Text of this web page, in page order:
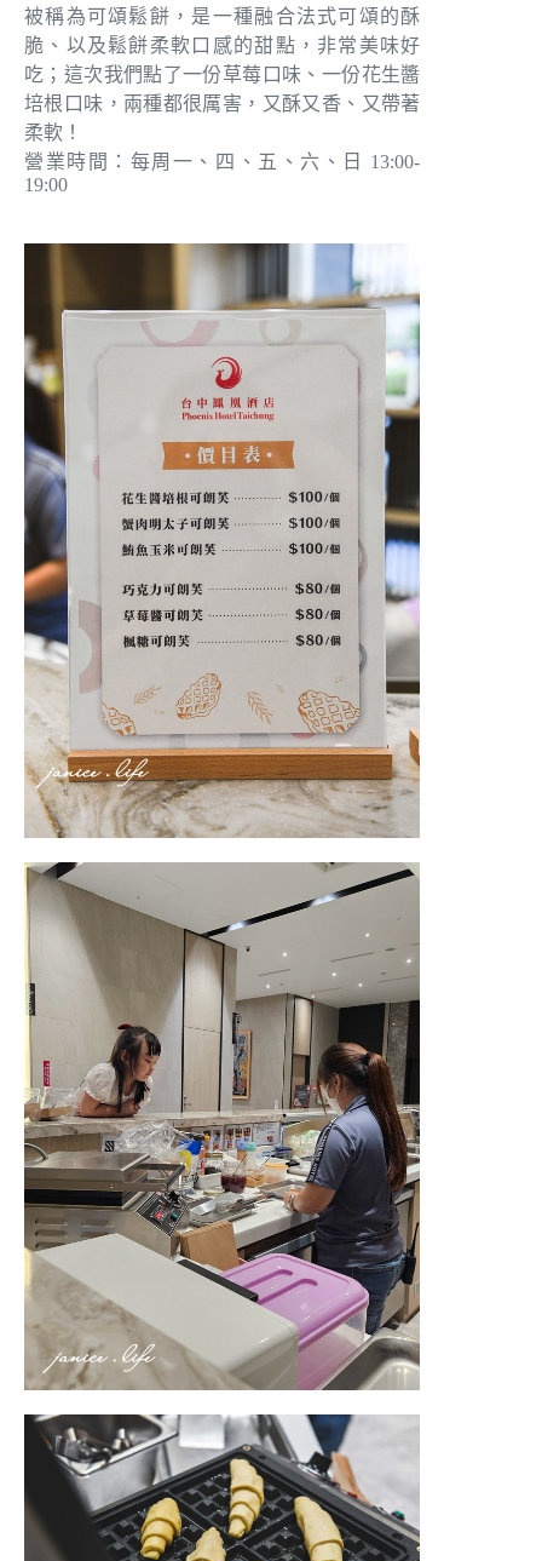
被稱為可頌鬆餅，是一種融合法式可頌的酥
脆、以及鬆餅柔軟口感的甜點，非常美味好
吃；這次我們點了一份草莓口味、一份花生醬
培根口味，兩種都很厲害，又酥又香、又帶著
柔軟！
營業時間：每周一、四、五、六、日 13:00-
19:00